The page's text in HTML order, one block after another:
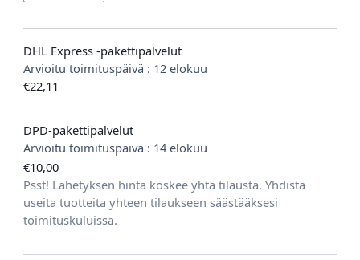
DHL Express -pakettipalvelut
Arvioitu toimituspäivä : 12 elokuu
€22,11
DPD-pakettipalvelut
Arvioitu toimituspäivä : 14 elokuu
€10,00
Psst! Lähetyksen hinta koskee yhtä tilausta. Yhdistä
useita tuotteita yhteen tilaukseen säästääksesi
toimituskuluissa.